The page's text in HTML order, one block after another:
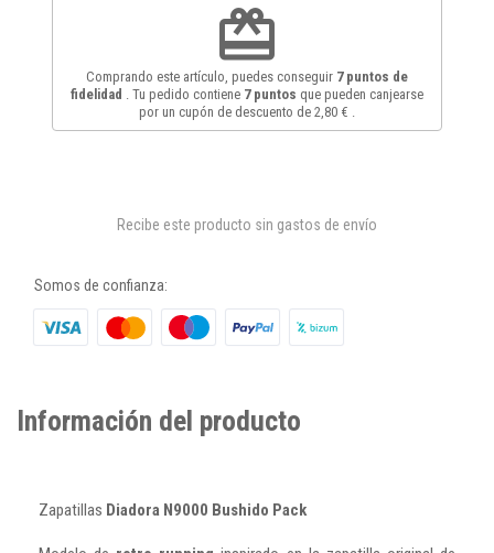
redeem
Comprando este artículo, puedes conseguir 7puntos de
fidelidad
. Tu pedido contiene 7puntos que pueden canjearse
por un cupón de descuento de 2,80 €
Recibe este producto sin gastos de envío
Somos de confianza:
Información del producto
Zapatillas Diadora N9000 Bushido Pack